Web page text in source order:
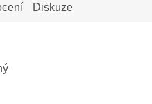
Diskuze